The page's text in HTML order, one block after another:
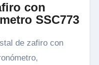
con
SSC773